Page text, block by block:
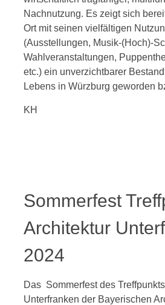
Nachnutzung. Es zeigt sich
Ort mit seinen vielfältigen
(Ausstellungen, Musik-(Hoch)-
Wahlveranstaltungen,
etc.) ein unverzichtbarer
Lebens in Würzburg geworden
KH
Sommerfest
Architektur
2024
Das Sommerfest des
Unterfranken der Bayerischen